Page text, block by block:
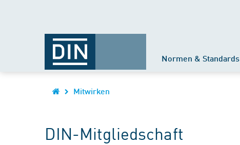
Normen & Standards
Mitwirken
DIN-Mitgliedschaft